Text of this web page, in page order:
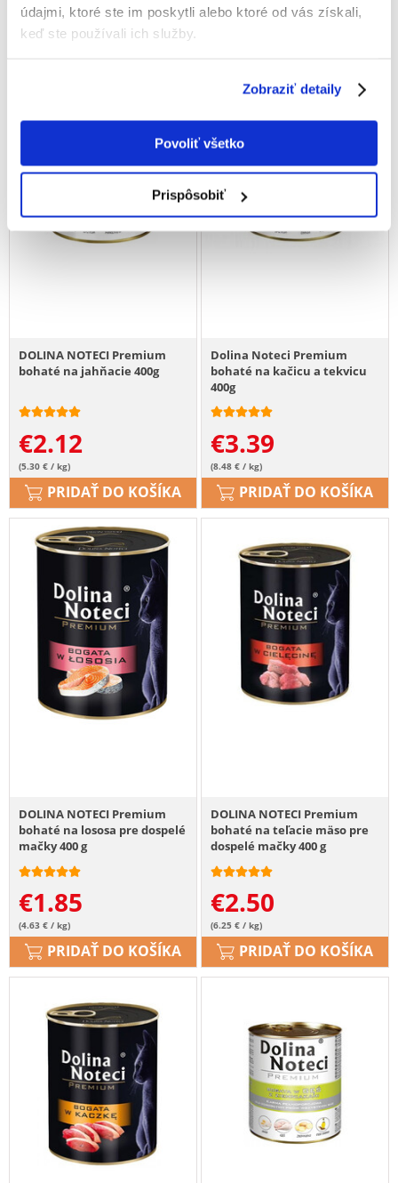
údajmi, ktoré ste im poskytli alebo ktoré od vás získali,
keď ste používali ich služby.
Zobraziť detaily
Povoliť všetko
Prispôsobiť
(9.48 € / kg)
PRIDAŤ DO KOŠÍKA
(9.48 € / kg)
DOLINA NOTECI Premium
bohaté na jahňacie 400g
€2.12
(5.30 € / kg)
PRIDAŤ DO KOŠÍKA
Dolina Noteci Premium
bohaté na kačicu a tekvicu
400g
€3.39
(8.48 € / kg)
PRIDAŤ DO KOŠÍKA
DOLINA NOTECI Premium
bohaté na lososa pre dospelé
mačky 400 g
€1.85
(4.63 € / kg)
PRIDAŤ DO KOŠÍKA
DOLINA NOTECI Premium
bohaté na teľacie mäso pre
dospelé mačky 400 g
€2.50
(6.25 € / kg)
PRIDAŤ DO KOŠÍKA